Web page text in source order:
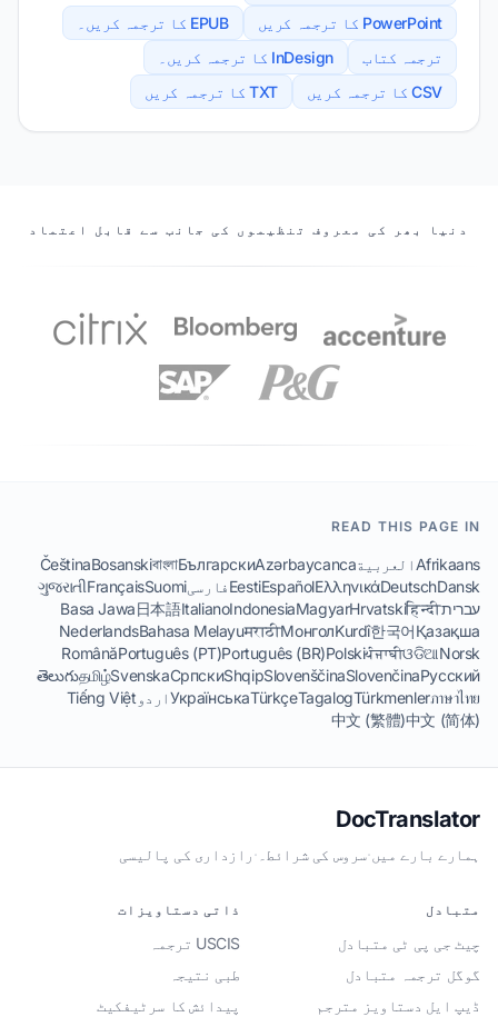
PowerPoint کا ترجمہ کریں
EPUB کا ترجمہ کریں۔
ترجمہ کتاب
InDesign کا ترجمہ کریں۔
CSV کا ترجمہ کریں
TXT کا ترجمہ کریں
ہمارے شراکت دار
دنیا بھر کی معروف تنظیموں کی جانب سے قابل اعتماد
READ THIS PAGE IN
Afrikaans العربيةAzərbaycanca
Български
বাংলা
Bosanski
Čeština
Dansk
Deutsch
Ελληνικά
Español
EestiفارسیSuomi
Français
ગુજરાતી
עבריתहिन्दी
Hrvatski
Magyar
Indonesia
Italiano
日本語
Basa Jawa
Қазақша
한국어
Kurdî
Монгол
मराठी
Bahasa Melayu
Nederlands
Norsk
ଓଡିଆ
ਪੰਜਾਬੀ
Polski
Português (BR)
Português (PT)
Română
Русский
Slovenčina
Slovenščina
Shqip
Српски
Svenska
தமிழ்
తెలుగు
ภาษาไทย
Türkmenler
Tagalog
Türkçe
Українськаاردو Tiếng Việt
中文 (简体)
中文 (繁體)
DocTranslator
ہمارے بارے میں·سروس کی شرائط۔ ·رازداری کی پالیسی
متبادل
چیٹ جی پی ٹی متبادل
گوگل ترجمہ متبادل
ڈیپ ایل دستاویز مترجم
ذاتی دستاویزات
USCIS ترجمہ
طبی نتیجہ
پیدائش کا سرٹیفکیٹ